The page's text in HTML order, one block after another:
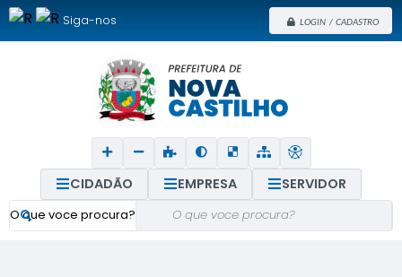
LOGIN / CADASTRO
O que voce procura?
Siga-nos
CIDADÃO EMPRESA SERVIDOR